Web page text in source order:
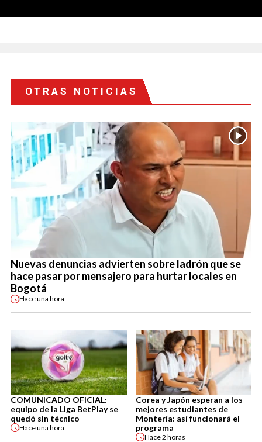
OTRAS NOTICIAS
Nuevas denuncias advierten sobre ladrón que se
hace pasar por mensajero para hurtar locales en
Bogotá
Haceuna hora
COMUNICADO OFICIAL:
equipo de la Liga BetPlay se
quedó sin técnico
Haceuna hora
Corea y Japón esperan a los
mejores estudiantes de
Montería: así funcionará el
programa
Hace2 horas